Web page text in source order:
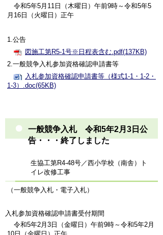
令和5年5月11日（木曜日）午前9時～令和5年5
月16日（火曜日）正午
1.公告
図施工第R5-1号※日程表含む.pdf(137KB)
2.一般競争入札参加資格確認申請書等
入札参加資格確認申請書等（様式1-1・1-2・
1-3）.doc(65KB)
一般競争入札 令和5年2月3日公
告・・・終了しました
生協工第R4-48号／西小学校（南舎）ト
イレ改修工事
（一般競争入札・電子入札）
入札参加資格確認申請書受付期間
令和5年2月3日（金曜日）午前9時～令和5年2月